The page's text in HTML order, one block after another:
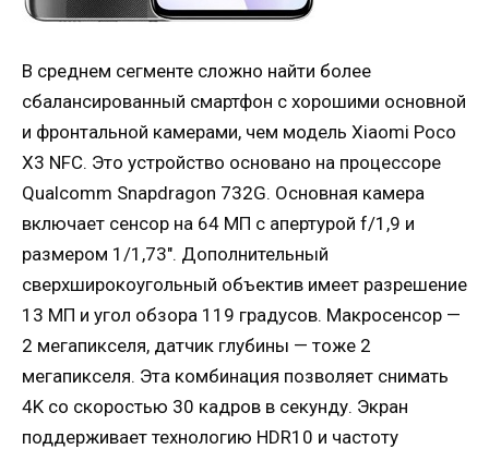
В среднем сегменте сложно найти более
сбалансированный смартфон с хорошими основной
и фронтальной камерами, чем модель Xiaomi Poco
X3 NFC. Это устройство основано на процессоре
Qualcomm Snapdragon 732G. Основная камера
включает сенсор на 64 МП с апертурой f/1,9 и
размером 1/1,73″. Дополнительный
сверхширокоугольный объектив имеет разрешение
13 МП и угол обзора 119 градусов. Макросенсор —
2 мегапикселя, датчик глубины — тоже 2
мегапикселя. Эта комбинация позволяет снимать
4K со скоростью 30 кадров в секунду. Экран
поддерживает технологию HDR10 и частоту